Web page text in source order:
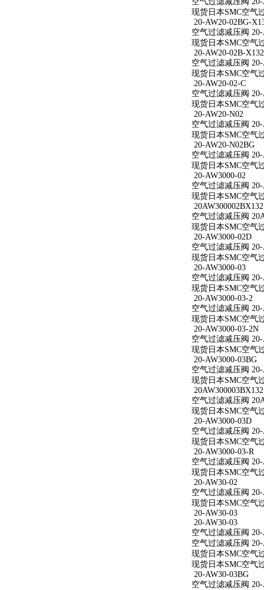
现货日本SMC空气
20-AW20-02BG-
空气过滤减压阀
现货日本SMC空气
20-AW20-02B-X132
空气过滤减压阀
现货日本SMC空气
20-AW20-02-C
空气过滤减压阀 20-
现货日本SMC空气
20-AW20-N02
空气过滤减压阀
现货日本SMC空气
20-AW20-N02BG
空气过滤减压阀
现货日本SMC空气
20-AW3000-02
空气过滤减压阀 20-
现货日本SMC空气
20AW300002BX132
空气过滤减压阀
现货日本SMC空气
20-AW3000-02D
空气过滤减压阀 20-
现货日本SMC空气
20-AW3000-03
空气过滤减压阀 20-
现货日本SMC空气
20-AW3000-03-2
空气过滤减压阀 20-
现货日本SMC空气
20-AW3000-03-2N
空气过滤减压阀
现货日本SMC空气
20-AW3000-03BG
空气过滤减压阀 20-
现货日本SMC空气
20AW300003BX132
空气过滤减压阀
现货日本SMC空气
20-AW3000-03D
空气过滤减压阀 20-
现货日本SMC空气
20-AW3000-03-R
空气过滤减压阀 20-
现货日本SMC空气
20-AW30-02
空气过滤减压阀 20-
现货日本SMC空气
20-AW30-03
20-AW30-03
空气过滤减压阀 20-
空气过滤减压阀 20-
现货日本SMC空气
现货日本SMC空气
20-AW30-03BG
空气过滤减压阀 20-